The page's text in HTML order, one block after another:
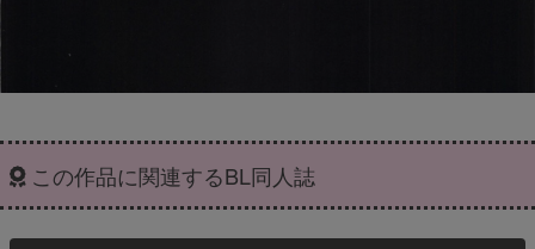
この作品に関連するBL同人誌